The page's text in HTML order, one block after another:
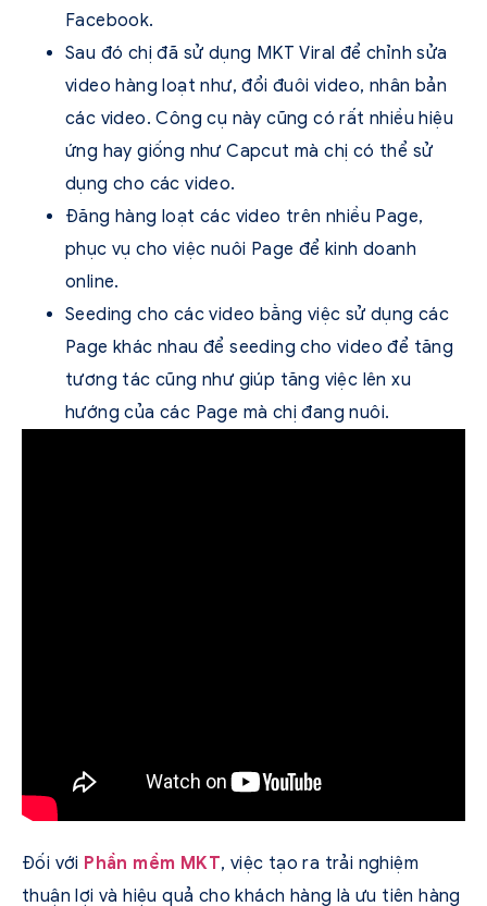
Facebook.
Sau đó chị đã sử dụng MKT Viral để chỉnh sửa
video hàng loạt như, đổi đuôi video, nhân bản
các video. Công cụ này cũng có rất nhiều hiệu
ứng hay giống như Capcut mà chị có thể sử
dụng cho các video.
Đăng hàng loạt các video trên nhiều Page,
phục vụ cho việc nuôi Page để kinh doanh
online.
Seeding cho các video bằng việc sử dụng các
Page khác nhau để seeding cho video để tăng
tương tác cũng như giúp tăng việc lên xu
hướng của các Page mà chị đang nuôi.
Đối với Phần mềm MKT, việc tạo ra trải nghiệm
thuận lợi và hiệu quả cho khách hàng là ưu tiên hàng